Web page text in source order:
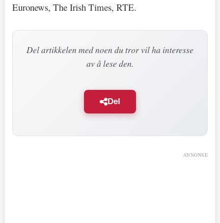
Euronews, The Irish Times, RTE.
Del artikkelen med noen du tror vil ha interesse
av å lese den.
Del
ANNONSE